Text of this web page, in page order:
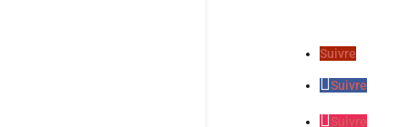
Suivre
Suivre
Suivre